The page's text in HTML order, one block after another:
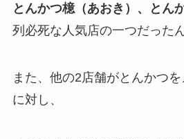
とんかつ檍（あおき）、とん
列必死な人気店の一つだった
また、他の2店舗がとんかつ
に対し、